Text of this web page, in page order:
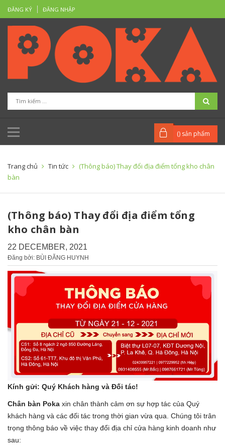
ĐĂNG KÝ ĐĂNG NHẬP
() sản phẩm
Trang chủ Tin tức
(Thông báo) Thay đổi địa điểm tổng kho chân
bàn
(Thông báo) Thay đổi địa điểm tổng
kho chân bàn
22 DECEMBER, 2021
Đăng bởi: BÙI ĐĂNG HUYNH
Kính gửi: Quý Khách hàng và Đối tác!
Chân bàn Poka xin chân thành cảm ơn sự hợp tác của Quý
khách hàng và các đối tác trong thời gian vừa qua. Chúng tôi trân
trọng thông báo về việc thay đổi địa chỉ cửa hàng kinh doanh như
sau: